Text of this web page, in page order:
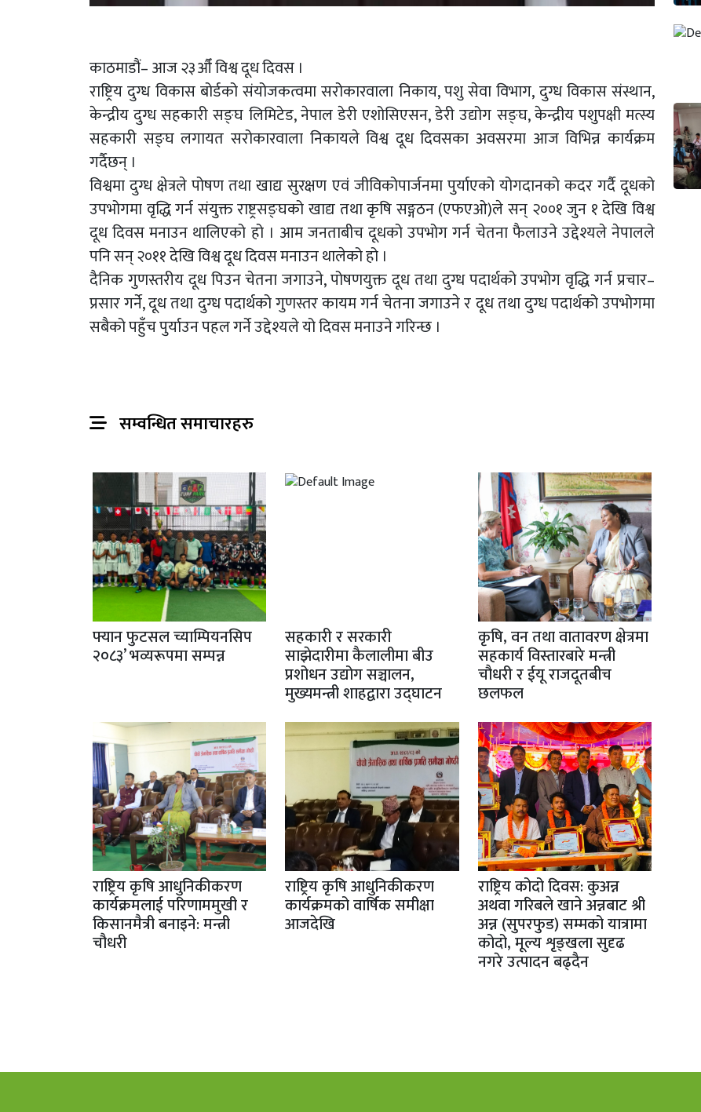
काठमाडौं– आज २३औँ विश्व दूध दिवस ।
राष्ट्रिय दुग्ध विकास बोर्डको संयोजकत्वमा सरोकारवाला निकाय, पशु सेवा विभाग, दुग्ध विकास संस्थान,
केन्द्रीय दुग्ध सहकारी सङ्घ लिमिटेड, नेपाल डेरी एशोसिएसन, डेरी उद्योग सङ्घ, केन्द्रीय पशुपक्षी मत्स्य
सहकारी सङ्घ लगायत सरोकारवाला निकायले विश्व दूध दिवसका अवसरमा आज विभिन्न कार्यक्रम
गर्दैछन् ।
विश्वमा दुग्ध क्षेत्रले पोषण तथा खाद्य सुरक्षण एवं जीविकोपार्जनमा पुर्याएको योगदानको कदर गर्दै दूधको
उपभोगमा वृद्धि गर्न संयुक्त राष्ट्रसङ्घको खाद्य तथा कृषि सङ्गठन (एफएओ)ले सन् २००१ जुन १ देखि विश्व
दूध दिवस मनाउन थालिएको हो । आम जनताबीच दूधको उपभोग गर्न चेतना फैलाउने उद्देश्यले नेपालले
पनि सन् २०११ देखि विश्व दूध दिवस मनाउन थालेको हो ।
दैनिक गुणस्तरीय दूध पिउन चेतना जगाउने, पोषणयुक्त दूध तथा दुग्ध पदार्थको उपभोग वृद्धि गर्न प्रचार–
प्रसार गर्ने, दूध तथा दुग्ध पदार्थको गुणस्तर कायम गर्न चेतना जगाउने र दूध तथा दुग्ध पदार्थको उपभोगमा
सबैको पहुँच पुर्याउन पहल गर्ने उद्देश्यले यो दिवस मनाउने गरिन्छ ।
सम्वन्धित समाचारहरु
फ्यान फुटसल च्याम्पियनसिप
२०८३’ भव्यरूपमा सम्पन्न
सहकारी र सरकारी
साझेदारीमा कैलालीमा बीउ
प्रशोधन उद्योग सञ्चालन,
मुख्यमन्त्री शाहद्वारा उद्घाटन
कृषि, वन तथा वातावरण क्षेत्रमा
सहकार्य विस्तारबारे मन्त्री
चौधरी र ईयू राजदूतबीच
छलफल
राष्ट्रिय कृषि आधुनिकीकरण
कार्यक्रमलाई परिणाममुखी र
किसानमैत्री बनाइने: मन्त्री
चौधरी
राष्ट्रिय कृषि आधुनिकीकरण
कार्यक्रमको वार्षिक समीक्षा
आजदेखि
राष्ट्रिय कोदो दिवस: कुअन्न
अथवा गरिबले खाने अन्नबाट श्री
अन्न (सुपरफुड) सम्मको यात्रामा
कोदो, मूल्य शृङ्खला सुदृढ
नगरे उत्पादन बढ्दैन